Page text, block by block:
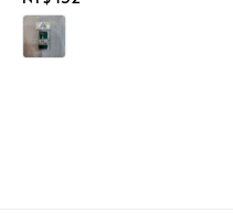
price